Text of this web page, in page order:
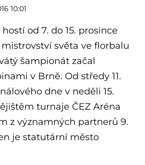
10:01
od 7. do 15. prosince
světa ve florbalu
šampionát začal
v Brně. Od středy 11.
dne v neděli 15.
turnaje ČEZ Aréna
z významných partnerů 9.
je statutární město